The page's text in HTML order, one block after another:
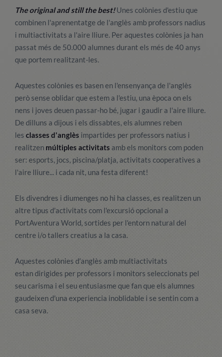
The original and still the best!Unes colònies d'estiu que
combinen l'aprenentatge de l'anglès amb professors nadius
i multiactivitats a l'aire lliure. Per aquestes colònies ja han
passat més de 50.000 alumnes durant els més de 40 anys
que portem realitzant-les.
Aquestes colònies es basen en l'ensenyança de l'anglès
però sense oblidar que estem a l'estiu, una època on els
nens i joves deuen passar-ho bé, jugar i gaudir a l'aire lliure.
De dilluns a dijous i els dissabtes, els alumnes reben
les classes d'anglès impartides per professors natius i
realitzen múltiples activitats amb els monitors com poden
ser: esports, jocs, piscina/platja, activitats cooperatives a
l'aire lliure... i cada nit, una festa diferent!
Els divendres i diumenges no hi ha classes, es realitzen un
altre tipus d'activitats com l'excursió opcional a
PortAventura World, sortides per l'entorn natural del
centre i/o tallers creatius a la casa.
Aquestes colònies d'anglès amb multiactivitats
estan dirigides per professors i monitors seleccionats pel
seu carisma i el seu entusiasme que fan que els alumnes
gaudeixen d'una experiencia inoblidable i se sentin com a
casa seva.